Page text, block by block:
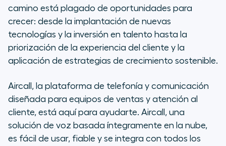
camino está plagado de oportunidades para
crecer: desde la implantación de nuevas
tecnologías y la inversión en talento hasta la
priorización de la experiencia del cliente y la
aplicación de estrategias de crecimiento sostenible.
Aircall, la plataforma de telefonía y comunicación
diseñada para equipos de ventas y atención al
cliente, está aquí para ayudarte. Aircall, una
solución de voz basada íntegramente en la nube,
es fácil de usar, fiable y se integra con todos los